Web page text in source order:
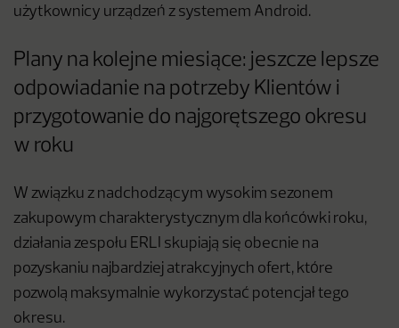
użytkownicy urządzeń z systemem Android.
Plany na kolejne miesiące: jeszcze lepsze
odpowiadanie na potrzeby Klientów i
przygotowanie do najgorętszego okresu
w roku
W związku z nadchodzącym wysokim sezonem
zakupowym charakterystycznym dla końcówki roku,
działania zespołu ERLI skupiają się obecnie na
pozyskaniu najbardziej atrakcyjnych ofert, które
pozwolą maksymalnie wykorzystać potencjał tego
okresu.